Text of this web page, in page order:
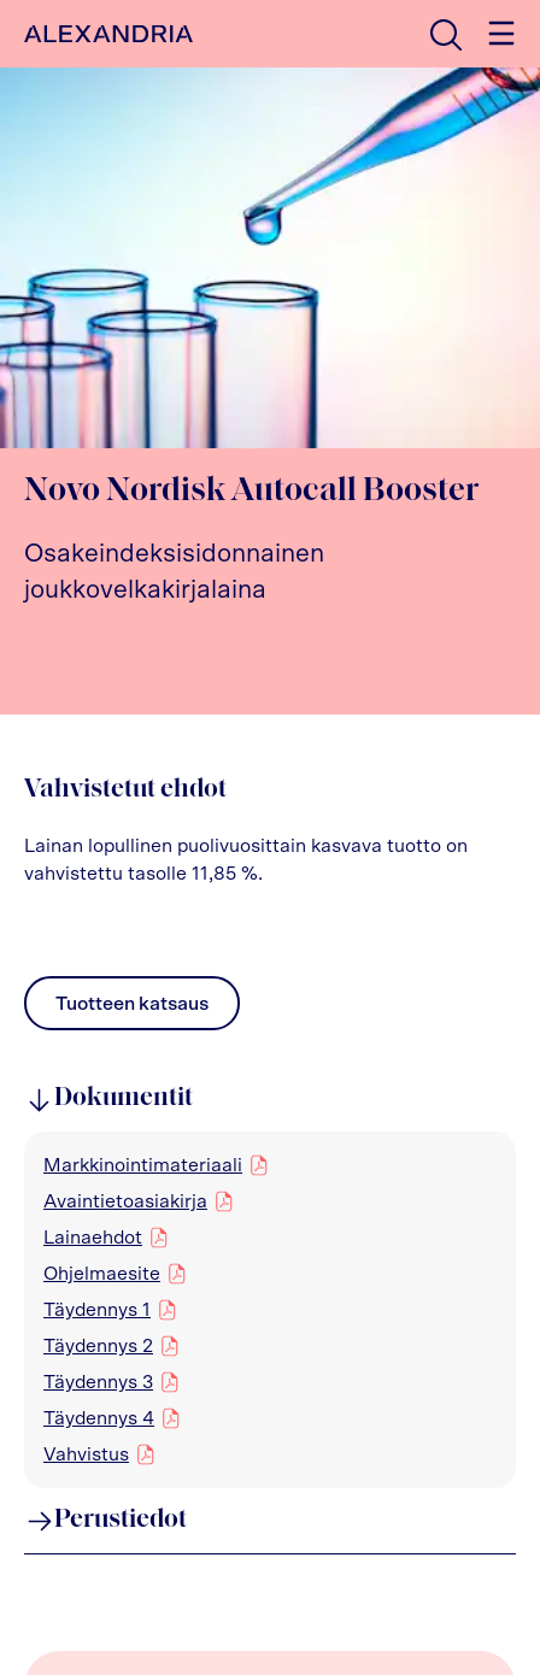
Etusivulle Avaa haku
Novo Nordisk Autocall Booster
Osakeindeksisidonnainen
joukkovelkakirjalaina
Vahvistetut ehdot
Lainan lopullinen puolivuosittain kasvava tuotto on
vahvistettu tasolle 11,85 %.
Tuotteen katsaus
pdf
Dokumentit
Markkinointimateriaali
pdf
Avaintietoasiakirja
pdf
Lainaehdot
pdf
Ohjelmaesite
pdf
Täydennys 1
pdf
Täydennys 2
pdf
Täydennys 3
pdf
Täydennys 4
pdf
Vahvistus
pdf
Perustiedot